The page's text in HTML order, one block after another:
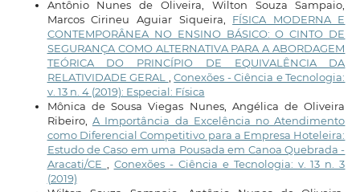
Antônio Nunes de Oliveira, Wilton Souza Sampaio,
Marcos Cirineu Aguiar Siqueira, FÍSICA MODERNA E
CONTEMPORÂNEA NO ENSINO BÁSICO: O CINTO DE
SEGURANÇA COMO ALTERNATIVA PARA A ABORDAGEM
TEÓRICA DO PRINCÍPIO DE EQUIVALÊNCIA DA
RELATIVIDADE GERAL ,Conexões - Ciência e Tecnologia:
v. 13 n. 4 (2019): Especial: Física
Mônica de Sousa Viegas Nunes, Angélica de Oliveira
Ribeiro, A Importância da Excelência no Atendimento
como Diferencial Competitivo para a Empresa Hoteleira:
Estudo de Caso em uma Pousada em Canoa Quebrada -
Aracati/CE , Conexões - Ciência e Tecnologia: v. 13 n. 3
(2019)